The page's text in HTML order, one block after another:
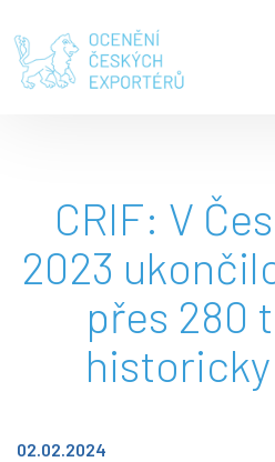
CRIF: V
2023
přes 280
02.02.2024